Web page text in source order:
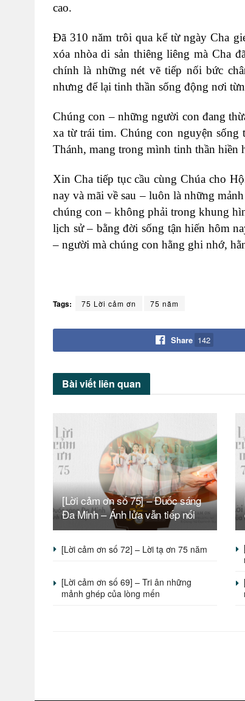
cao.
Đã 310 năm trôi qua kể từ ngày Cha
xóa nhòa di sản thiêng liêng mà Cha
chính là những nét vẽ tiếp nối bức
nhưng để lại tinh thần sống động nơi
Chúng con – những người con đang
xa từ trái tim. Chúng con nguyện
Thánh, mang trong mình tinh thần hiền
Xin Cha tiếp tục cầu cùng Chúa cho
nay và mãi về sau – luôn là những
chúng con – không phải trong khung
lịch sử – bằng đời sống tận hiến hôm
– người mà chúng con hằng ghi nhớ,
Tags: 75 Lời cảm ơn 75 năm
Share 142
Bài viết liên quan
[Lời cảm ơn số 75] – Đuốc sáng
Đa Minh – Ánh lửa vẫn tiếp nối
[Lời cảm ơn số 72] – Lời tạ ơn 75 năm
[Lời cảm ơn số 69] – Tri ân những
mảnh ghép của lòng mến